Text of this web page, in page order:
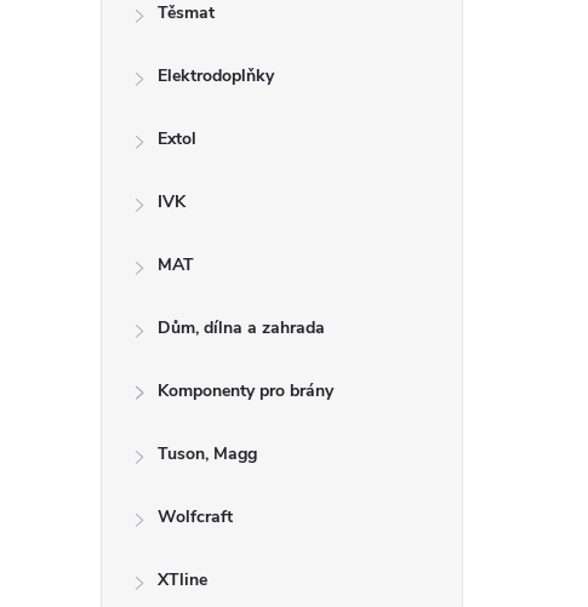
Těsmat
Elektrodoplňky
Extol
IVK
MAT
Dům, dílna a zahrada
Komponenty pro brány
Tuson, Magg
Wolfcraft
XTline